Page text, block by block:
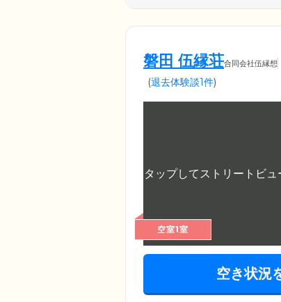
磐田 伍縁荘合同会社伍縁想
(退去体験談1件)
空室1室
空き状況